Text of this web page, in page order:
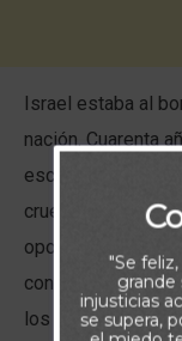
Israel estaba al
nación. Cuarenta
esclavitud de
cruel de los
oportunidad de
con buenos ojos
los faraones,
"Se
grande
injusticias
se supera,